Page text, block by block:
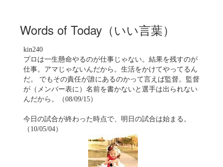
Words of Today（いい言葉）
kin240
プロは一生懸命やるのが仕事じゃない。結果を残すのが
仕事。アマじゃないんだから。生活をかけてやってるん
だ。 でもその責任が誰にあるのかって言えば監督。監督
が（メンバー表に）名前を書かないと選手は出られない
んだから。（08/09/15）
今日の試合が終わった時点で、明日の試合は始まる。
（10/05/04）